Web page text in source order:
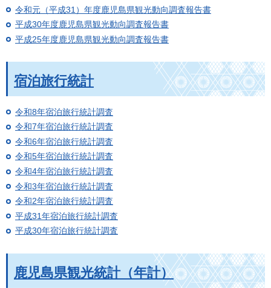
令和元（平成31）年度鹿児島県観光動向調査報告書
平成30年度鹿児島県観光動向調査報告書
平成25年度鹿児島県観光動向調査報告書
宿泊旅行統計
令和8年宿泊旅行統計調査
令和7年宿泊旅行統計調査
令和6年宿泊旅行統計調査
令和5年宿泊旅行統計調査
令和4年宿泊旅行統計調査
令和3年宿泊旅行統計調査
令和2年宿泊旅行統計調査
平成31年宿泊旅行統計調査
平成30年宿泊旅行統計調査
鹿児島県観光統計（年計）